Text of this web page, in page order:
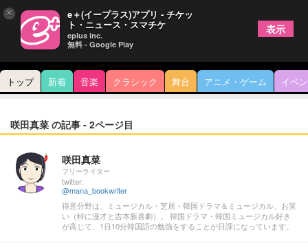
トップ 新着 音楽 クラシック 舞台 アニメ・ゲーム イベ
咲田真菜 の記事 - 2ページ目
咲田真菜
フリーライター
twitter:
@mana_bookwriter
得意分野は、ミュージカル・芝居・韓国ドラマ＆ミュージカル、お笑
い（特に漫才と吉本新喜劇）。 韓国ドラマ・韓国ミュージカル好き
が高じて、1日10分韓国語の勉強をすることが日課になっています。
× e＋(イープラス)アプリ - チケッ
ト・ニュース・スマチケ
eplus inc.
無料 - Google Play
表示